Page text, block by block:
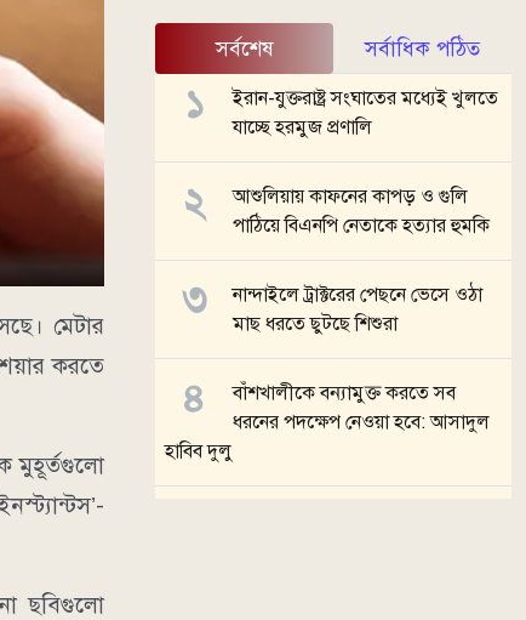
মেটার
করতে
মুহূর্তগুলো
ছবিগুলো
সর্বশেষ সর্বাধিক পঠিত
ইরান-যুক্তরাষ্ট্র সংঘাতের মধ্যেই খুলতে
যাচ্ছে হরমুজ প্রণালি
আশুলিয়ায় কাফনের কাপড় ও গুলি
পাঠিয়ে বিএনপি নেতাকে হত্যার হুমকি
নান্দাইলে ট্রাক্টরের পেছনে ভেসে ওঠা
মাছ ধরতে ছুটছে শিশুরা
বাঁশখালীকে বন্যামুক্ত করতে সব
ধরনের পদক্ষেপ নেওয়া হবে: আসাদুল
হাবিব দুলু